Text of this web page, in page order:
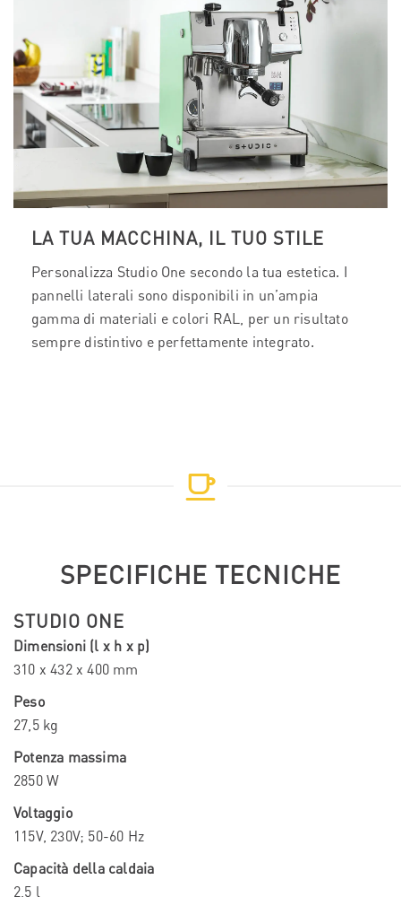
LA TUA MACCHINA, IL TUO STILE
Personalizza Studio One secondo la tua estetica. I
pannelli laterali sono disponibili in un’ampia
gamma di materiali e colori RAL, per un risultato
sempre distintivo e perfettamente integrato.
SPECIFICHE TECNICHE
STUDIO ONE
Dimensioni (l x h x p)
310 x 432 x 400 mm
Peso
27,5 kg
Potenza massima
2850 W
Voltaggio
115V, 230V; 50-60 Hz
Capacità della caldaia
2,5 l